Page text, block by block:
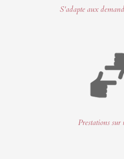
S'adapte aux
Prestations sur